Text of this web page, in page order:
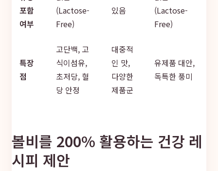
포함
여부
(Lactose-
Free)
있음
(Lactose-
Free)
특장
점
고단백, 고
식이섬유,
초저당, 혈
당 안정
대중적
인 맛,
다양한
제품군
유제품 대안,
독특한 풍미
볼비를 200% 활용하는 건강 레
시피 제안